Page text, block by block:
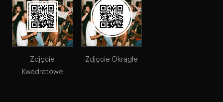
Zdjęcie
Kwadratowe
Zdjęcie Okrągłe